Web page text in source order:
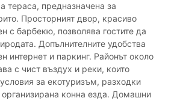
тераса, предназначена за
Просторният двор, красиво
с барбекю, позволява гостите да
Допълнителните удобства
интернет и паркинг. Районът около
с чист въздух и реки, които
за екотуризъм, разходки
конна езда. Домашни